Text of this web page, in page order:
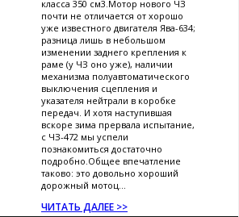
класса 350 см3.Мотор нового ЧЗ
почти не отличается от хорошо
уже известного двигателя Ява-634;
разница лишь в небольшом
изменении заднего крепления к
раме (у ЧЗ оно уже), наличии
механизма полуавтоматического
выключения сцепления и
указателя нейтрали в коробке
передач. И хотя наступившая
вскоре зима прервала испытание,
с ЧЗ-472 мы успели
познакомиться достаточно
подробно.Общее впечатление
таково: это довольно хороший
дорожный мотоц...
ЧИТАТЬ ДАЛЕЕ >>